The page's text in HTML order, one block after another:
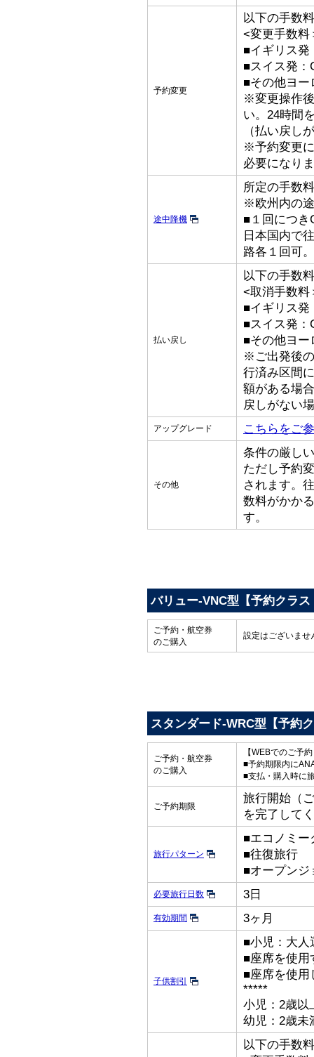
予約変更
以下の手数
<変更手数料
■イギリス発
■スイス発：
■その他ヨー
※変更操作
い。24時間
（払い戻し
※予約変更
必要になり
途中降機
所定の手数
※欧州内の
■１回につき
日本国内で
路各１回可。
払い戻し
以下の手数
<取消手数料
■イギリス発
■スイス発：
■その他ヨー
※ご出発後
行済み区間
額がある場
戻しがない
アップグレード こちらをご
その他
条件の厳し
ただし予約
されます。
数料がかか
す。
バリュー-VNC型【予約クラス
ご予約・航空券
のご購入
設定はございませ
スタンダード-WRC型【予約
ご予約・航空券
のご購入
【WEBでのご予
■予約期限内に
■支払・購入時に
ご予約期限
旅行開始（
を完了して
旅行パターン
■エコノミー
■往復旅行
■オープンジ
必要旅行日数 3日
有効期間 3ヶ月
子供割引
■小児：大人
■座席を使用
■座席を使用
*****
小児：2歳以
幼児：2歳未
以下の手数